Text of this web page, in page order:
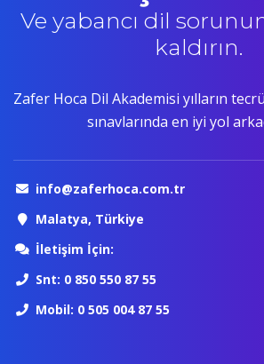
Ve yabancı dil
kaldırın.
Zafer Hoca Dil Akademisi yılların
sınavlarında en iyi yol
info@zaferhoca.com.tr
Malatya, Türkiye
İletişim İçin:
Snt: 0 850 550 87 55
Mobil: 0 505 004 87 55